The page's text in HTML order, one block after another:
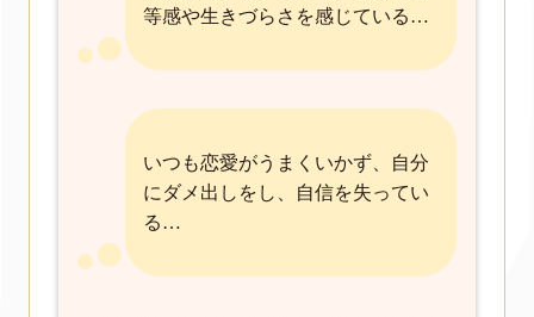
等感や生きづらさを感じている…
いつも恋愛がうまくいかず、自分
にダメ出しをし、自信を失ってい
る…